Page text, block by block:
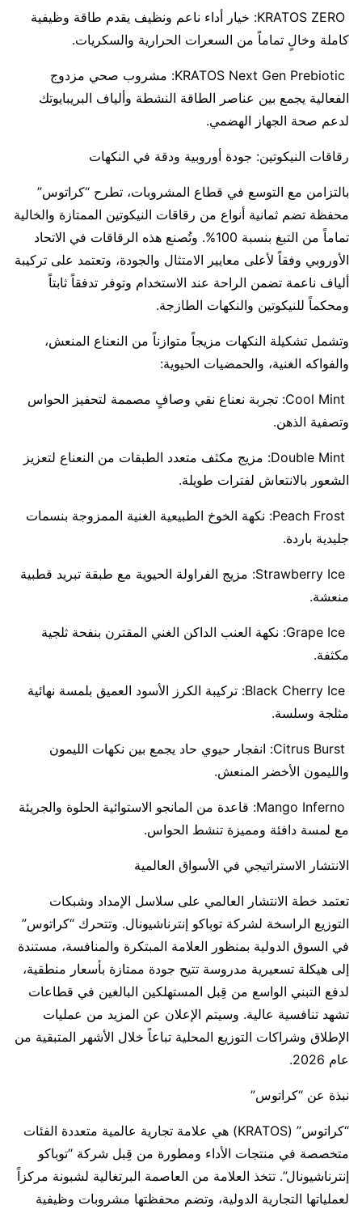
KRATOS ZERO: خيار أداء ناعم ونظيف يقدم طاقة وظيفية
كاملة وخالٍ تماماً من السعرات الحرارية والسكريات.
KRATOS Next Gen Prebiotic: مشروب صحي مزدوج
الفعالية يجمع بين عناصر الطاقة النشطة وألياف البريبايوتك
لدعم صحة الجهاز الهضمي.
رقاقات النيكوتين: جودة أوروبية ودقة في النكهات
بالتزامن مع التوسع في قطاع المشروبات، تطرح “كراتوس”
محفظة تضم ثمانية أنواع من رقاقات النيكوتين الممتازة والخالية
تماماً من التبغ بنسبة 100%. وتُصنع هذه الرقاقات في الاتحاد
الأوروبي وفقاً لأعلى معايير الامتثال والجودة، وتعتمد على تركيبة
ألياف ناعمة تضمن الراحة عند الاستخدام وتوفر تدفقاً ثابتاً
ومحكماً للنيكوتين والنكهات الطازجة.
وتشمل تشكيلة النكهات مزيجاً متوازناً من النعناع المنعش،
والفواكه الغنية، والحمضيات الحيوية:
Cool Mint: تجربة نعناع نقي وصافٍ مصممة لتحفيز الحواس
وتصفية الذهن.
Double Mint: مزيج مكثف متعدد الطبقات من النعناع لتعزيز
الشعور بالانتعاش لفترات طويلة.
Peach Frost: نكهة الخوخ الطبيعية الغنية الممزوجة بنسمات
جليدية باردة.
Strawberry Ice: مزيج الفراولة الحيوية مع طبقة تبريد قطبية
منعشة.
Grape Ice: نكهة العنب الداكن الغني المقترن بنفحة ثلجية
مكثفة.
Black Cherry Ice: تركيبة الكرز الأسود العميق بلمسة نهائية
مثلجة وسلسة.
Citrus Burst: انفجار حيوي حاد يجمع بين نكهات الليمون
والليمون الأخضر المنعش.
Mango Inferno: قاعدة من المانجو الاستوائية الحلوة والجريئة
مع لمسة دافئة ومميزة تنشط الحواس.
الانتشار الاستراتيجي في الأسواق العالمية
تعتمد خطة الانتشار العالمي على سلاسل الإمداد وشبكات
التوزيع الراسخة لشركة توباكو إنترناشيونال. وتتحرك “كراتوس”
في السوق الدولية بمنظور العلامة المبتكرة والمنافسة، مستندة
إلى هيكلة تسعيرية مدروسة تتيح جودة ممتازة بأسعار منطقية،
لدفع التبني الواسع من قِبل المستهلكين البالغين في قطاعات
تشهد تنافسية عالية. وسيتم الإعلان عن المزيد من عمليات
الإطلاق وشراكات التوزيع المحلية تباعاً خلال الأشهر المتبقية من
عام 2026.
نبذة عن “كراتوس”
“كراتوس” (KRATOS) هي علامة تجارية عالمية متعددة الفئات
متخصصة في منتجات الأداء ومطورة من قِبل شركة “توباكو
إنترناشيونال”. تتخذ العلامة من العاصمة البرتغالية لشبونة مركزاً
لعملياتها التجارية الدولية، وتضم محفظتها مشروبات وظيفية